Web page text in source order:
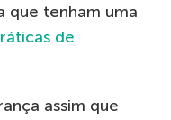
que tenham uma
de
assim que